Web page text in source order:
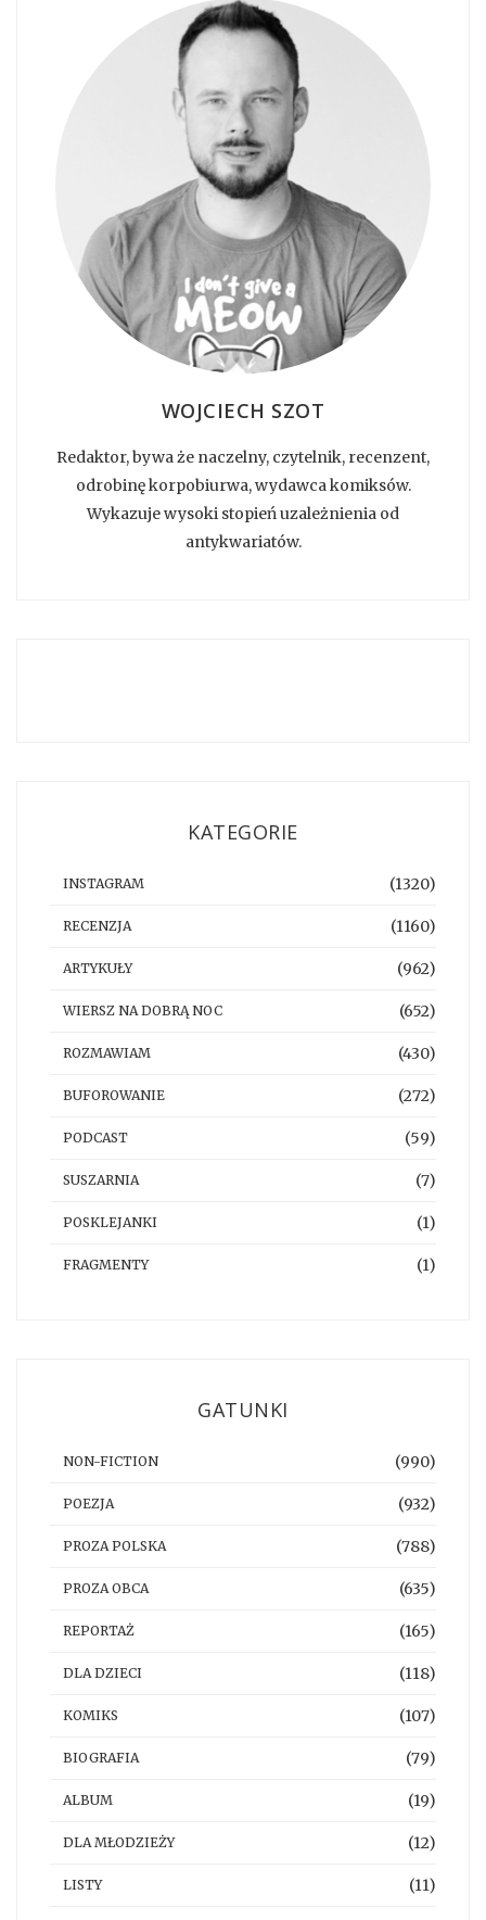
WOJCIECH SZOT
Redaktor, bywa że naczelny, czytelnik, recenzent,
odrobinę korpobiurwa, wydawca komiksów.
Wykazuje wysoki stopień uzależnienia od
antykwariatów.
KATEGORIE
INSTAGRAM (1320)
RECENZJA (1160)
ARTYKUŁY (962)
WIERSZ NA DOBRĄ NOC (652)
ROZMAWIAM (430)
BUFOROWANIE (272)
PODCAST (59)
SUSZARNIA (7)
POSKLEJANKI (1)
FRAGMENTY (1)
GATUNKI
NON-FICTION (990)
POEZJA (932)
PROZA POLSKA (788)
PROZA OBCA (635)
REPORTAŻ (165)
DLA DZIECI (118)
KOMIKS (107)
BIOGRAFIA (79)
ALBUM (19)
DLA MŁODZIEŻY (12)
LISTY (11)